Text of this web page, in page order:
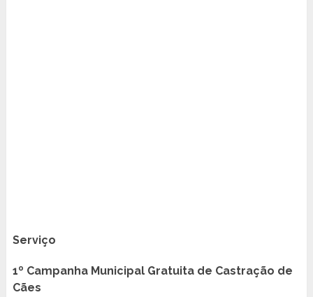
Serviço
1º Campanha Municipal Gratuita de Castração de
Cães